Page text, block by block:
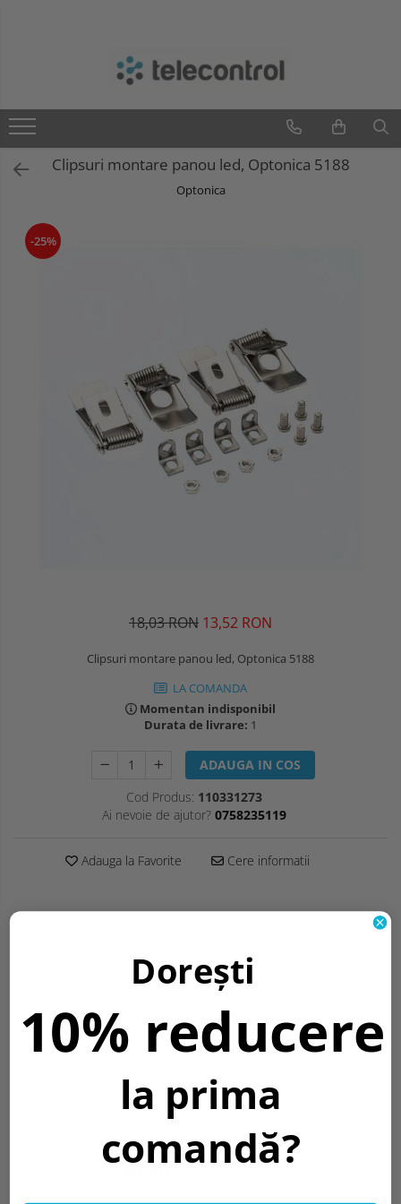
Teletask
Artsound
IntelightClipsuri montare panou led, Optonica 5188
Optonica
-25%
18,03 RON 13,52 RON
Clipsuri montare panou led, Optonica 5188
LA COMANDA
Momentan indisponibil
Durata de livrare: 1
ADAUGA IN COS
Cod Produs: 110331273
Ai nevoie de ajutor? 0758235119
Adauga la Favorite Cere informatii
Altele::Cleme pentru panou LED
Greutate::67 gr.
Informatii conformitate produs
Produse similare
Dorești
10% reducere
la prima
comandă?